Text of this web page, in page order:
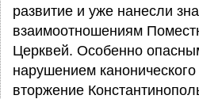
развитие и уже нанесли
взаимоотношениям
Церквей. Особенно
нарушением
вторжение